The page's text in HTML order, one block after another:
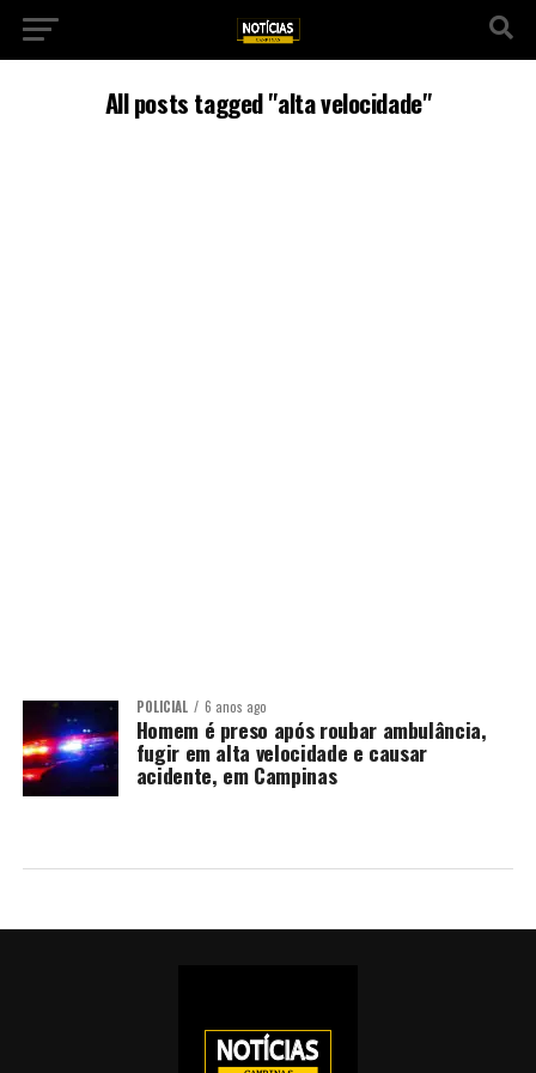
All posts tagged "alta velocidade"
POLICIAL 6 anos ago
Homem é preso após roubar ambulância,
fugir em alta velocidade e causar
acidente, em Campinas